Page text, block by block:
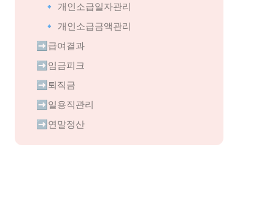
🔹 개인소급일자관리
🔹 개인소급금액관리
➡️급여결과
➡️임금피크
➡️퇴직금
➡️일용직관리
➡️연말정산